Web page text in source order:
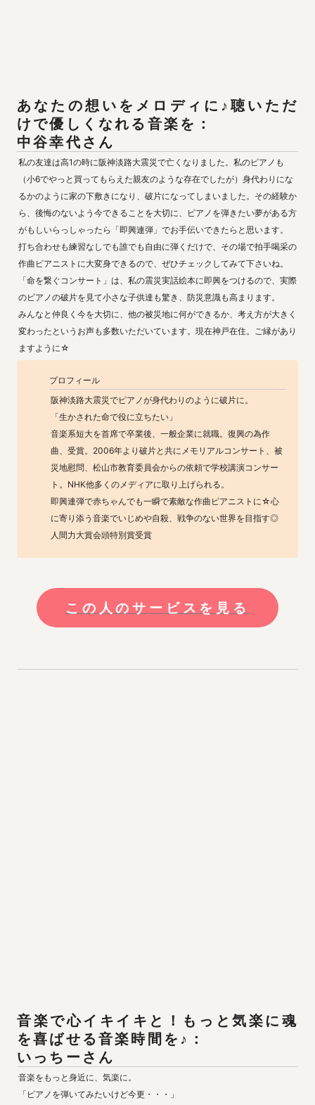
あなたの想いをメロディに♪聴いただ
けで優しくなれる音楽を：
中谷幸代さん
私の友達は高1の時に阪神淡路大震災で亡くなりました。私のピアノも
（小6でやっと買ってもらえた親友のような存在でしたが）身代わりにな
るかのように家の下敷きになり、破片になってしまいました。その経験か
ら、後悔のないよう今できることを大切に、ピアノを弾きたい夢がある方
がもしいらっしゃったら「即興連弾」でお手伝いできたらと思います。
打ち合わせも練習なしでも誰でも自由に弾くだけで、その場で拍手喝采の
作曲ピアニストに大変身できるので、ぜひチェックしてみて下さいね。
「命を繋ぐコンサート」は、私の震災実話絵本に即興をつけるので、実際
のピアノの破片を見て小さな子供達も驚き、防災意識も高まります。
みんなと仲良く今を大切に、他の被災地に何ができるか、考え方が大きく
変わったというお声も多数いただいています。現在神戸在住。ご縁があり
ますように☆
プロフィール
阪神淡路大震災でピアノが身代わりのように破片に。
「生かされた命で役に立ちたい」
音楽系短大を首席で卒業後、一般企業に就職。復興の為作
曲、受賞。2006年より破片と共にメモリアルコンサート、被
災地慰問、松山市教育委員会からの依頼で学校講演コンサー
ト。NHK他多くのメディアに取り上げられる。
即興連弾で赤ちゃんでも一瞬で素敵な作曲ピアニストに☆心
に寄り添う音楽でいじめや自殺、戦争のない世界を目指す◎
人間力大賞会頭特別賞受賞
この人のサービスを見る
音楽で心イキイキと！もっと気楽に魂
を喜ばせる音楽時間を♪：
いっちーさん
音楽をもっと身近に、気楽に。
「ピアノを弾いてみたいけど今更・・・」